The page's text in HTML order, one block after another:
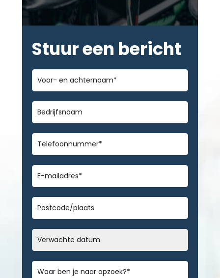
Stuur een bericht
Voor-
en
achternaam*
Bedrijfsnaam
Telefoonnummer*
E-
mailadres*
Geen
titel
Datum
MM
DD
Bericht*